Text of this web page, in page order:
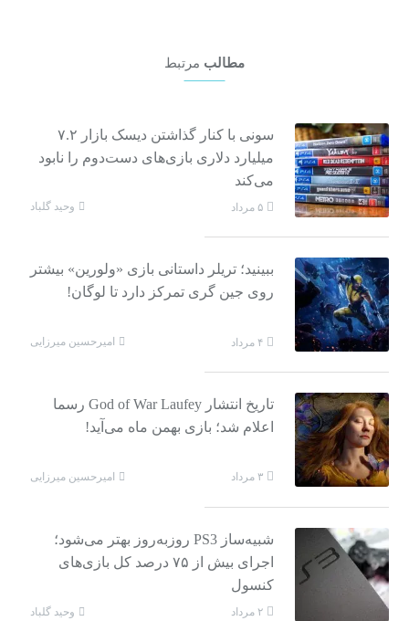
مطالب مرتبط
سونی با کنار گذاشتن دیسک‌ بازار ۷.۲
میلیارد دلاری بازی‌های دست‌دوم را نابود
می‌کند
۵ مرداد وحید گلباد
ببینید؛ تریلر داستانی بازی «ولورین» بیشتر
روی جین گری تمرکز دارد تا لوگان!
۴ مرداد امیرحسین میرزایی
تاریخ انتشار God of War Laufey رسما
اعلام شد؛ بازی بهمن ماه می‌آید!
۳ مرداد امیرحسین میرزایی
شبیه‌ساز PS3 روزبه‌روز بهتر می‌شود؛‌
اجرای بیش از ۷۵ درصد کل بازی‌های
کنسول
۲ مرداد وحید گلباد